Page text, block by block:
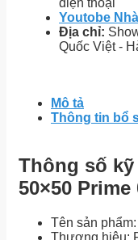
Youtobe
Địa chỉ:
Quốc Việt -
Mô tả
Thông tin bổ
Thông số
50×50 Prime
Tên sản phẩm:
Thương hiệu: